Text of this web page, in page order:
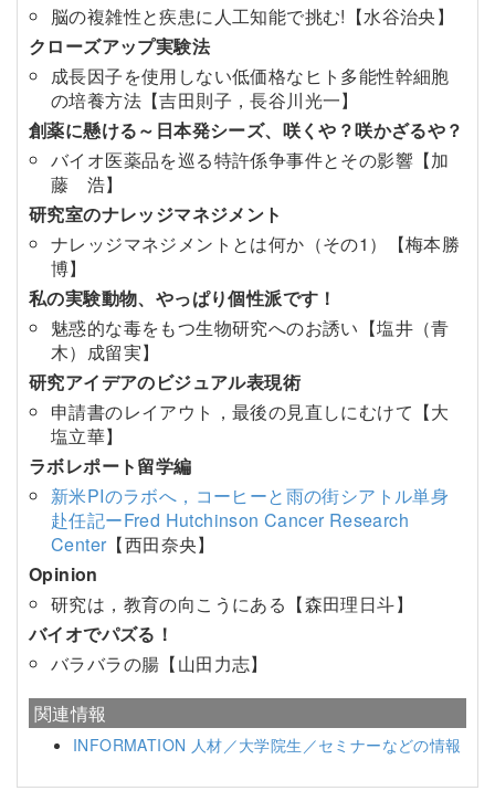
脳の複雑性と疾患に人工知能で挑む!【水谷治央】
クローズアップ実験法
成長因子を使用しない低価格なヒト多能性幹細胞
の培養方法【吉田則子，長谷川光一】
創薬に懸ける～日本発シーズ、咲くや？咲かざるや？
バイオ医薬品を巡る特許係争事件とその影響【加
藤 浩】
研究室のナレッジマネジメント
ナレッジマネジメントとは何か（その1）【梅本勝
博】
私の実験動物、やっぱり個性派です！
魅惑的な毒をもつ生物研究へのお誘い【塩井（青
木）成留実】
研究アイデアのビジュアル表現術
申請書のレイアウト，最後の見直しにむけて【大
塩立華】
ラボレポート留学編
新米PIのラボへ，コーヒーと雨の街シアトル単身
赴任記ーFred Hutchinson Cancer Research
Center 【西田奈央】
Opinion
研究は，教育の向こうにある【森田理日斗】
バイオでパズる！
バラバラの腸【山田力志】
関連情報
INFORMATION 人材／大学院生／セミナーなどの情報